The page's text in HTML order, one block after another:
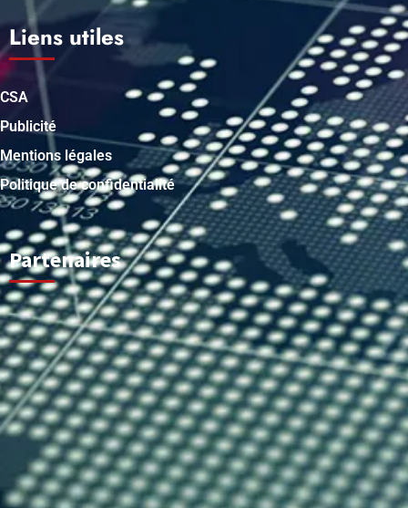
Liens utiles
CSA
Publicité
Mentions légales
Politique de confidentialité
Partenaires